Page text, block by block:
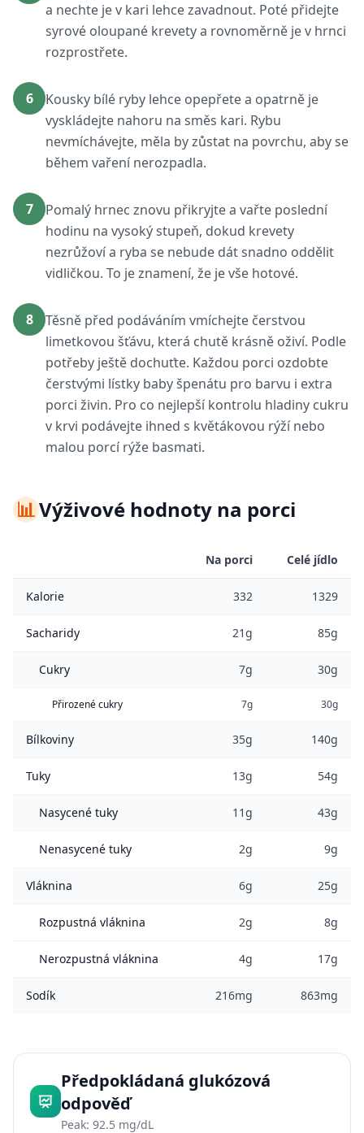
a nechte je v kari lehce zavadnout. Poté přidejte
syrové oloupané krevety a rovnoměrně je v hrnci
rozprostřete.
6
Kousky bílé ryby lehce opepřete a opatrně je
vyskládejte nahoru na směs kari. Rybu
nevmíchávejte, měla by zůstat na povrchu, aby se
během vaření nerozpadla.
7
Pomalý hrnec znovu přikryjte a vařte poslední
hodinu na vysoký stupeň, dokud krevety
nezrůžoví a ryba se nebude dát snadno oddělit
vidličkou. To je znamení, že je vše hotové.
8
Těsně před podáváním vmíchejte čerstvou
limetkovou šťávu, která chutě krásně oživí. Podle
potřeby ještě dochuťte. Každou porci ozdobte
čerstvými lístky baby špenátu pro barvu i extra
porci živin. Pro co nejlepší kontrolu hladiny cukru
v krvi podávejte ihned s květákovou rýží nebo
malou porcí rýže basmati.
📊Výživové hodnoty na porci
Na porci Celé jídlo
Kalorie 332 1329
Sacharidy 21g 85g
Cukry 7g 30g
Přirozené cukry 7g 30g
Bílkoviny 35g 140g
Tuky 13g 54g
Nasycené tuky 11g 43g
Nenasycené tuky 2g 9g
Vláknina 6g 25g
Rozpustná vláknina 2g 8g
Nerozpustná vláknina 4g 17g
Sodík 216mg 863mg
Předpokládaná glukózová
odpověď
Peak: 92.5 mg/dL